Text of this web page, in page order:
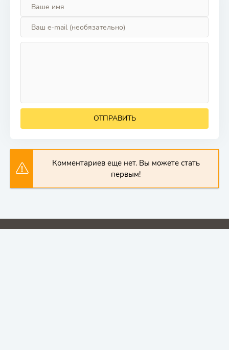
ОТПРАВИТЬ
Комментариев еще нет. Вы можете стать
первым!